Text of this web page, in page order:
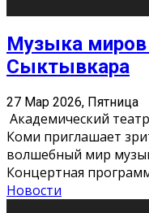
Музыка миров
Сыктывкара
27 Мар 2026, Пятница
Академический
Коми приглашает
волшебный мир
Концертная
Новости